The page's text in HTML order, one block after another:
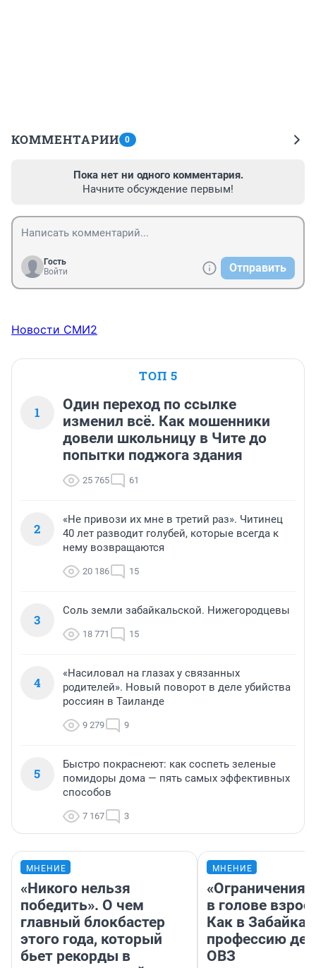
КОММЕНТАРИИ 0
Пока нет ни одного комментария.
Начните обсуждение первым!
Гость
Войти
Отправить
Новости СМИ2
ТОП 5
1
Один переход по ссылке
изменил всё. Как мошенники
довели школьницу в Чите до
попытки поджога здания
25 765 61
2
«Не привози их мне в третий раз». Читинец
40 лет разводит голубей, которые всегда к
нему возвращаются
20 186 15
3
Соль земли забайкальской. Нижегородцевы
18 771 15
4
«Насиловал на глазах у связанных
родителей». Новый поворот в деле убийства
россиян в Таиланде
9 279 9
5
Быстро покраснеют: как соспеть зеленые
помидоры дома — пять самых эффективных
способов
7 167 3
МНЕНИЕ
«Никого нельзя
победить». О чем
главный блокбастер
этого года, который
бьет рекорды в
МНЕНИЕ
«Ограничения
в голове
Как в
профессию
ОВЗ